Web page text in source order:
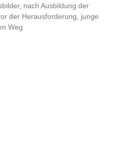
nach Ausbildung der
der Herausforderung, junge
Weg